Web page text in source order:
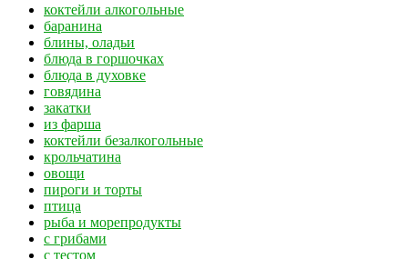
коктейли алкогольные
баранина
блины, оладьи
блюда в горшочках
блюда в духовке
говядина
закатки
из фарша
коктейли безалкогольные
крольчатина
овощи
пироги и торты
птица
рыба и морепродукты
с грибами
с тестом